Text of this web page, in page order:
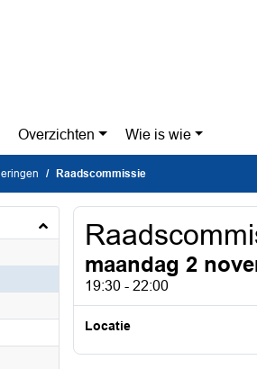
Overzichten Wie is wie
Raadscommissie
maandag 2
19:30 - 22:00
Locatie